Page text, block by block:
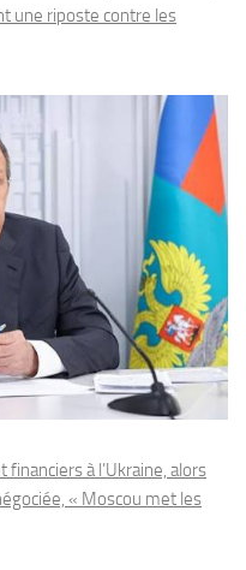
une riposte contre les
à l’Ukraine, alors
« Moscou met les